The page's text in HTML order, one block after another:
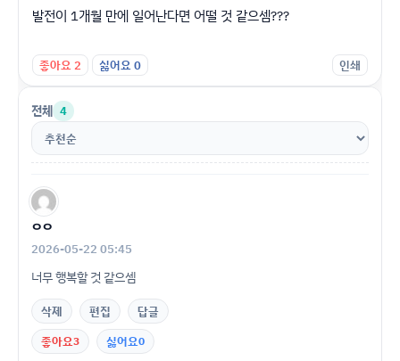
발전이 1개월 만에 일어난다면 어떨 것 같으셈???
좋아요2 싫어요0 인쇄
전체 4
ㅇㅇ
2026-05-22 05:45
너무 행복할 것 같으셈
삭제 편집
답글
좋아요3 싫어요0